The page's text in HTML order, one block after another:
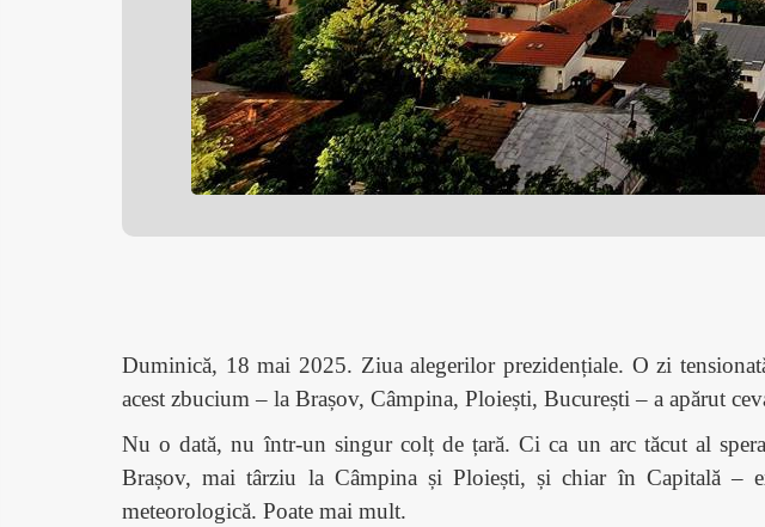
Duminică, 18 mai 2025. Ziua alegerilor prezidențiale. O zi
acest zbucium – la Brașov, Câmpina, Ploiești, București – a apărut
Nu o dată, nu într-un singur colț de țară. Ci ca un arc tăcut al
Brașov, mai târziu la Câmpina și Ploiești, și chiar în Capitală –
meteorologică. Poate mai mult.